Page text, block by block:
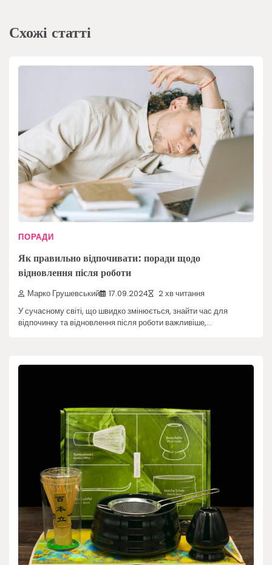
Схожі статті
ПОРАДИ
Як правильно відпочивати: поради щодо
відновлення після роботи
Марко Грушевський 17.09.2024 2 хв читання
У сучасному світі, що швидко змінюється, знайти час для
відпочинку та відновлення після роботи важливіше,…